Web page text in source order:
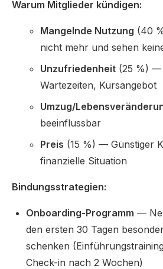
Warum Mitglieder kündigen:
Mangelnde Nutzung (40
nicht mehr und sehen
Unzufriedenheit (25 %) —
Wartezeiten, Kursangebot
Umzug/
beeinflussbar
Preis (15 %) — Günstiger
finanzielle Situation
Bindungsstrategien:
Onboarding-Programm —
den ersten 30 Tagen
schenken
Check-in nach 2 Wochen)